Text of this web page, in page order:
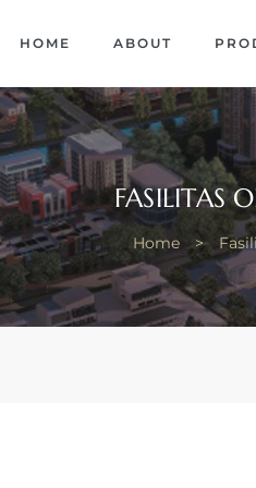
HOME ABOUT
FASILITAS
Home >